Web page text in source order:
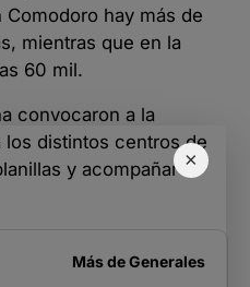
×
hay más de
mientras que en la
60 mil.
convocaron a la
distintos centros de
y acompañar el
Más deGenerales